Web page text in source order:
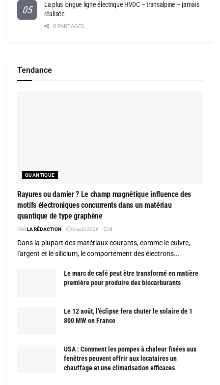
La plus longue ligne électrique HVDC – transalpine – jamais
réalisée
8 PARTAGES
Tendance
QUANTIQUE
Rayures ou damier ? Le champ magnétique influence des
motifs électroniques concurrents dans un matériau
quantique de type graphène
PARLA RÉDACTION 8 août 2026 0
Dans la plupart des matériaux courants, comme le cuivre,
l'argent et le silicium, le comportement des électrons...
Le marc de café peut être transformé en matière
première pour produire des biocarburants
Le 12 août, l’éclipse fera chuter le solaire de 1
800 MW en France
USA : Comment les pompes à chaleur fixées aux
fenêtres peuvent offrir aux locataires un
chauffage et une climatisation efficaces